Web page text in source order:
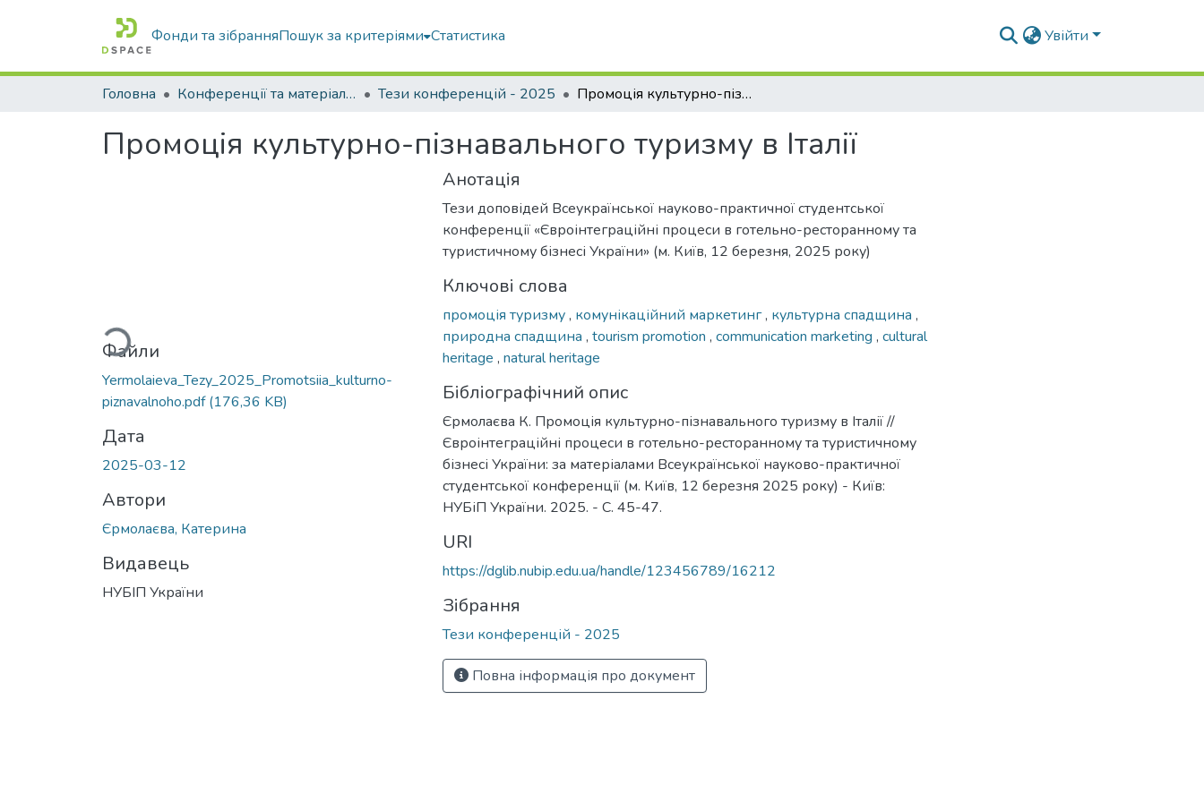
Фонди та зібранняПошук за критеріями Статистика Увійти
Головна Конференції та матеріали конференцій Тези конференцій - 2025 Промоція культурно-пізнавального туризму в Італії
Промоція культурно-пізнавального туризму в Італії
Вантажиться...
Файли
Yermolaieva_Tezy_2025_Promotsiia_kulturno-
piznavalnoho.pdf(176,36 KB)
Дата
2025-03-12
Автори
Єрмолаєва, Катерина
Видавець
НУБІП України
Анотація
Тези доповідей Всеукраїнської науково-практичної студентської
конференції «Євроінтеграційні процеси в готельно-ресторанному та
туристичному бізнесі України» (м. Київ, 12 березня, 2025 року)
Ключові слова
промоція туризму, комунікаційний маркетинг, культурна спадщина ,
природна спадщина , tourism promotion , communication marketing , cultural
heritage , natural heritage
Бібліографічний опис
Єрмолаєва К. Промоція культурно-пізнавального туризму в Італії //
Євроінтеграційні процеси в готельно-ресторанному та туристичному
бізнесі України: за матеріалами Всеукраїнської науково-практичної
студентської конференції (м. Київ, 12 березня 2025 року) - Київ:
НУБіП України. 2025. - С. 45-47.
URI
https://dglib.nubip.edu.ua/handle/123456789/16212
Зібрання
Тези конференцій - 2025
Повна інформація про документ